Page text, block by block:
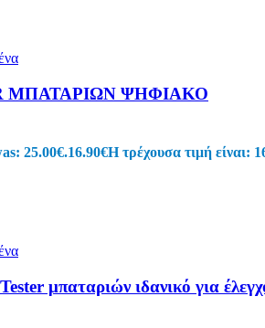
Φις – Adapters
Κιλοβατοωρόμετρα
Αμπερόμετρα
Ρεύματος
– Φορτιστές
Μπαταρίες Silver Oxide – Βαρηκοΐας
Αλκαλικές Μπαταρίες
ΜΠΑΤΑΡΙΩΝ ΨΗΦΙΑΚΟ
25.00€.16.90€Η τρέχουσα τιμή είναι:
μπαταριών ιδανικό για